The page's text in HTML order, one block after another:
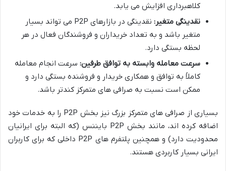
کلاهبرداری افزایش می یابد.
نقدینگی متغیر:
نقدینگی در بازارهای P2P می تواند بسیار
متغیر باشد و به تعداد خریداران و فروشندگان فعال در هر
لحظه بستگی دارد.
سرعت معامله وابسته به توافق طرفین: سرعت انجام معامله
کاملاً به توافق و همکاری خریدار و فروشنده بستگی دارد و
ممکن است نسبت به صرافی های متمرکز کندتر باشد.
بسیاری از صرافی های متمرکز بزرگ نیز بخش P2P را به خدمات خود
اضافه کرده اند، مانند بخش P2P بایننس (که البته برای ایرانیان
محدودیت دارد) و همچنین پلتفرم های P2P داخلی که برای کاربران
ایرانی بسیار کاربردی هستند.